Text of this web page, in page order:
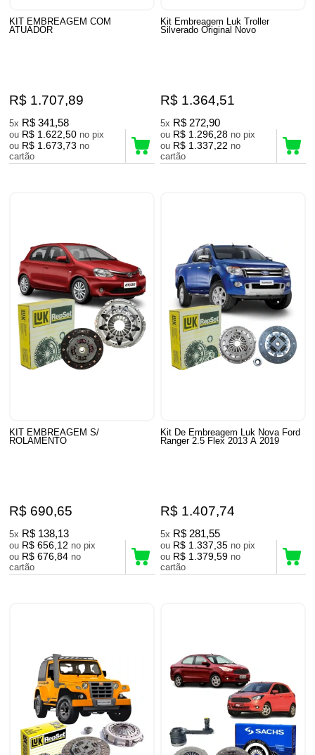
KIT EMBREAGEM COM
ATUADOR
R$ 1.707,89
5x R$ 341,58
ou R$ 1.622,50
no pix
ou R$ 1.673,73 no
cartão
Kit Embreagem Luk Troller
Silverado Original Novo
R$ 1.364,51
5x R$ 272,90
ou R$ 1.296,28
no pix
ou R$ 1.337,22 no
cartão
KIT EMBREAGEM S/
ROLAMENTO
R$ 690,65
5x R$ 138,13
ou R$ 656,12
no pix
ou R$ 676,84 no
cartão
Kit De Embreagem Luk Nova Ford
Ranger 2.5 Flex 2013 A 2019
R$ 1.407,74
5x R$ 281,55
ou R$ 1.337,35
no pix
ou R$ 1.379,59 no
cartão